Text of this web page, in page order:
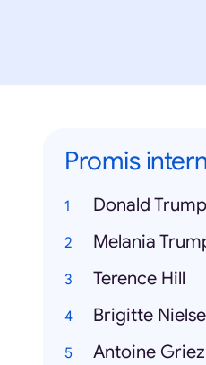
Promis
Donald Trump
Melania
Terence Hill
Brigitte
Antoine